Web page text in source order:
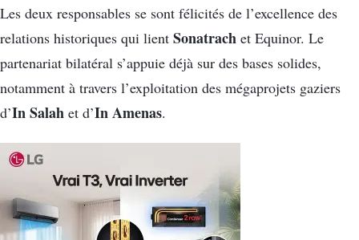
Les deux responsables se sont félicités de l’excellence des
relations historiques qui lient Sonatrach et Equinor. Le
partenariat bilatéral s’appuie déjà sur des bases solides,
notamment à travers l’exploitation des mégaprojets gaziers
d’In Salah et d’In Amenas.